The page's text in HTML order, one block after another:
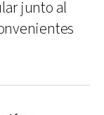
junto al